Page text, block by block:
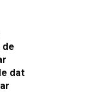
de
dat